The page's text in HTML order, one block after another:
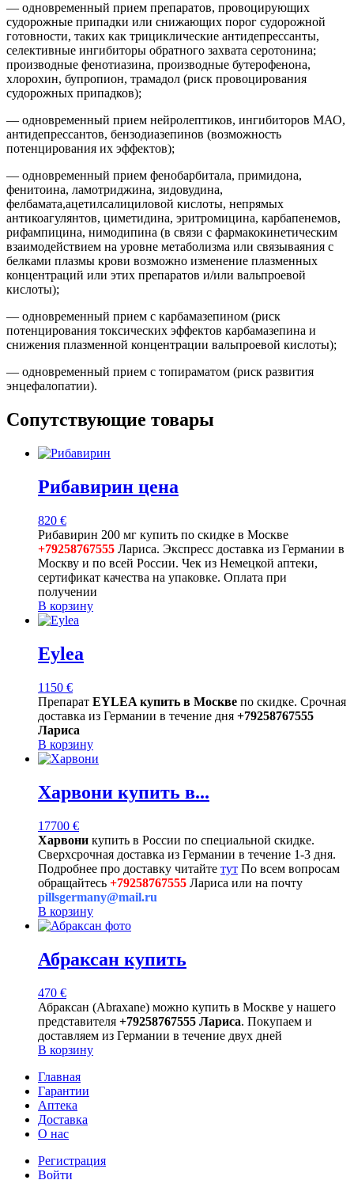
— одновременный прием препаратов, провоцирующих
судорожные припадки или снижающих порог судорожной
готовности, таких как трициклические антидепрессанты,
селективные ингибиторы обратного захвата серотонина;
производные фенотиазина, производные бутерофенона,
хлорохин, бупропион, трамадол (риск провоцирования
судорожных припадков);
— одновременный прием нейролептиков, ингибиторов МАО,
антидепрессантов, бензодиазепинов (возможность
потенцирования их эффектов);
— одновременный прием фенобарбитала, примидона,
фенитоина, ламотриджина, зидовудина,
фелбамата,ацетилсалициловой кислоты, непрямых
антикоагулянтов, циметидина, эритромицина, карбапенемов,
рифампицина, нимодипина (в связи с фармакокинетическим
взаимодействием на уровне метаболизма или связываяния с
белками плазмы крови возможно изменение плазменных
концентраций или этих препаратов и/или вальпроевой
кислоты);
— одновременный прием с карбамазепином (риск
потенцирования токсических эффектов карбамазепина и
снижения плазменной концентрации вальпроевой кислоты);
— одновременный прием с топираматом (риск развития
энцефалопатии).
Сопутствующие товары
Рибавирин цена
820 €
Рибавирин 200 мг купить по скидке в Москве
+79258767555 Лариса. Экспресс доставка из Германии в
Москву и по всей России. Чек из Немецкой аптеки,
сертификат качества на упаковке. Оплата при
получении
В корзину
Eylea
1150 €
Препарат EYLEA купить в Москве по скидке. Срочная
доставка из Германии в течение дня +79258767555
Лариса
В корзину
Харвони купить в...
17700 €
Харвони купить в России по специальной скидке.
Сверхсрочная доставка из Германии в течение 1-3 дня.
Подробнее про доставку читайте тут По всем вопросам
обращайтесь +79258767555 Лариса или на почту
pillsgermany@mail.ru
В корзину
Абраксан купить
470 €
Абраксан (Abraxane) можно купить в Москве у нашего
представителя +79258767555 Лариса. Покупаем и
доставляем из Германии в течение двух дней
В корзину
Главная
Гарантии
Аптека
Доставка
О нас
Регистрация
Войти